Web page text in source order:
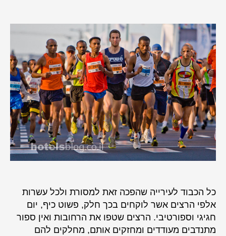
אביב
רצים
ללא
הפסקה
כל הכבוד לעירייה שהפכה זאת למסורת ולכל עשרות
אלפי הרצים אשר לוקחים בכך חלק, פשוט כיף, יום
חגיגי וספורטיבי. הרצים שטפו את הרחובות ואין ספור
מתנדבים מעודדים ומחזקים אותם, מחלקים להם